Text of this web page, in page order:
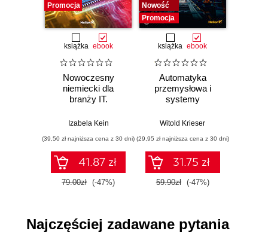
architekturę
Programowanie i programiści
Podział programistów
Programista programiście nierówny
Nieprogramiści tworzący oprogramowanie
Testowanie
Zgłoszenia błędów
Rodzaje testów
Środowisko testowe
Wdrożenie i utrzymanie
Wdrożenie
Utrzymanie
Promocja
książka ebook
Nowoczesny
niemiecki dla
branży IT.
przykłady i
Izabela Kein
(39,50 zł najniższa cena z 30 dni)
41.87 zł
79.00zł (-47%)
Nowość
Promocja
książka ebook
Automatyka
przemysłowa i
systemy
pigułce
Witold Krieser
(29,95 zł najniższa cena z 30 dni)
31.75 zł
59.90zł (-47%)
Najczęściej zadawane pytania